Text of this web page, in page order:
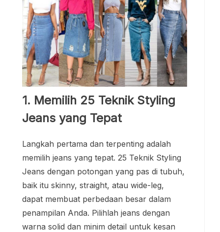
1. Memilih 25 Teknik Styling
Jeans yang Tepat
Langkah pertama dan terpenting adalah
memilih jeans yang tepat. 25 Teknik Styling
Jeans dengan potongan yang pas di tubuh,
baik itu skinny, straight, atau wide-leg,
dapat membuat perbedaan besar dalam
penampilan Anda. Pilihlah jeans dengan
warna solid dan minim detail untuk kesan